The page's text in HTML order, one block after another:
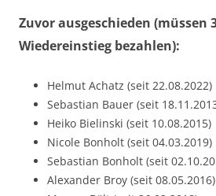
Zuvor ausgeschieden (müssen
Wiedereinstieg bezahlen):
Helmut Achatz (seit 22.08.2022)
Sebastian Bauer (seit
Heiko Bielinski (seit 10.08.2015)
Nicole Bonholt (seit 04.03.2019)
Sebastian Bonholt (seit
Alexander Broy (seit 08.05.2016)